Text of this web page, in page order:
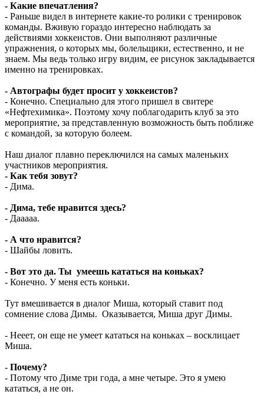
- Какие впечатления?
- Раньше видел в интернете какие-то ролики с тренировок
команды. Вживую гораздо интересно наблюдать за
действиями хоккеистов. Они выполняют различные
упражнения, о которых мы, болельщики, естественно, и не
знаем. Мы ведь только игру видим, ее рисунок закладывается
именно на тренировках.
- Автографы будет просит у хоккеистов?
- Конечно. Специально для этого пришел в свитере
«Нефтехимика». Поэтому хочу поблагодарить клуб за это
мероприятие, за представленную возможность быть поближе
с командой, за которую болеем.
Наш диалог плавно переключился на самых маленьких
участников мероприятия.
- Как тебя зовут?
- Дима.
- Дима, тебе нравится здесь?
- Дааааа.
- А что нравится?
- Шайбы ловить.
- Вот это да. Ты умеешь кататься на коньках?
- Конечно. У меня есть коньки.
Тут вмешивается в диалог Миша, который ставит под
сомнение слова Димы. Оказывается, Миша друг Димы.
- Нееет, он еще не умеет кататься на коньках – восклицает
Миша.
- Почему?
- Потому что Диме три года, а мне четыре. Это я умею
кататься, а не он.